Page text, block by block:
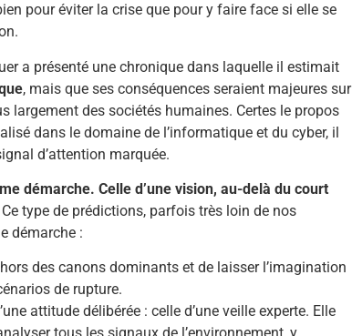
pour éviter la crise que pour y faire face si elle se
a présenté une chronique dans laquelle il estimait
, mais que ses conséquences seraient majeures sur
largement des sociétés humaines. Certes le propos
dans le domaine de l’informatique et du cyber, il
d’attention marquée.
démarche. Celle d’une vision, au-delà du court
Ce type de prédictions, parfois très loin de nos
démarche :
des canons dominants et de laisser l’imagination
de rupture.
attitude délibérée : celle d’une veille experte. Elle